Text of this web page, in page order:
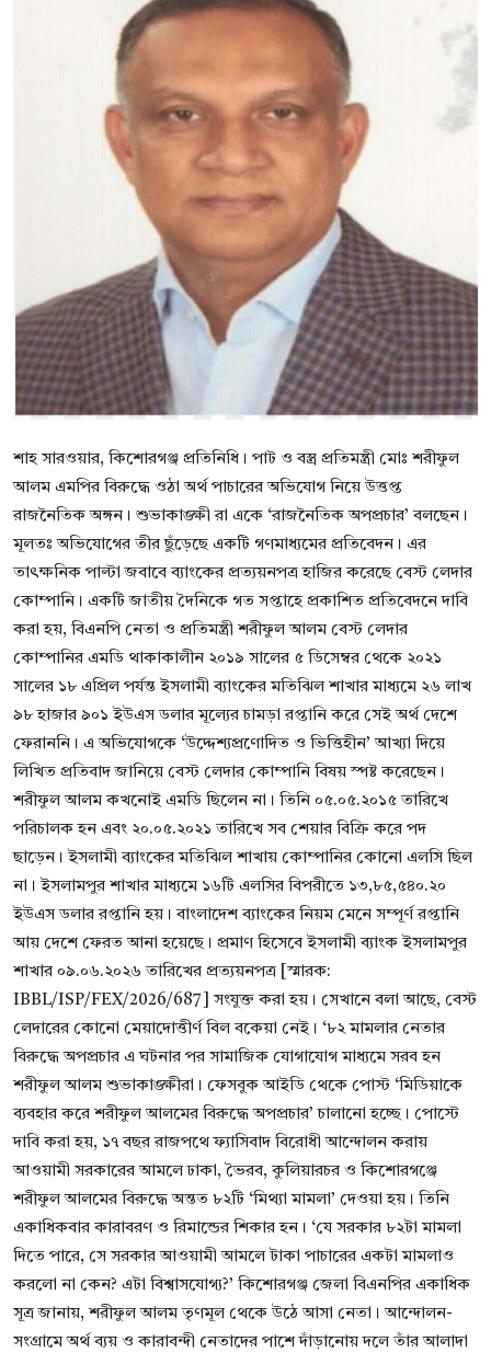
Bangla
শাহ সারওয়ার, কিশোরগঞ্জ প্রতিনিধি। পাট ও বস্ত্র প্রতিমন্ত্রী মোঃ শরীফুল
আলম এমপির বিরুদ্ধে ওঠা অর্থ পাচারের অভিযোগ নিয়ে উত্তপ্ত
রাজনৈতিক অঙ্গন। শুভাকাঙ্ক্ষী রা একে ‘রাজনৈতিক অপপ্রচার’ বলছেন।
মূলতঃ অভিযোগের তীর ছুঁড়েছে একটি গণমাধ্যমের প্রতিবেদন। এর
তাৎক্ষনিক পাল্টা জবাবে ব্যাংকের প্রত্যয়নপত্র হাজির করেছে বেস্ট লেদার
কোম্পানি। একটি জাতীয় দৈনিকে গত সপ্তাহে প্রকাশিত প্রতিবেদনে দাবি
করা হয়, বিএনপি নেতা ও প্রতিমন্ত্রী শরীফুল আলম বেস্ট লেদার
কোম্পানির এমডি থাকাকালীন ২০১৯ সালের ৫ ডিসেম্বর থেকে ২০২১
সালের ১৮ এপ্রিল পর্যন্ত ইসলামী ব্যাংকের মতিঝিল শাখার মাধ্যমে ২৬ লাখ
৯৮ হাজার ৯০১ ইউএস ডলার মূল্যের চামড়া রপ্তানি করে সেই অর্থ দেশে
ফেরাননি। এ অভিযোগকে ‘উদ্দেশ্যপ্রণোদিত ও ভিত্তিহীন’ আখ্যা দিয়ে
লিখিত প্রতিবাদ জানিয়ে বেস্ট লেদার কোম্পানি বিষয় স্পষ্ট করেছেন।
শরীফুল আলম কখনোই এমডি ছিলেন না। তিনি ০৫.০৫.২০১৫ তারিখে
পরিচালক হন এবং ২০.০৫.২০২১ তারিখে সব শেয়ার বিক্রি করে পদ
ছাড়েন। ইসলামী ব্যাংকের মতিঝিল শাখায় কোম্পানির কোনো এলসি ছিল
না। ইসলামপুর শাখার মাধ্যমে ১৬টি এলসির বিপরীতে ১৩,৮৫,৫৪০.২০
ইউএস ডলার রপ্তানি হয়। বাংলাদেশ ব্যাংকের নিয়ম মেনে সম্পূর্ণ রপ্তানি
আয় দেশে ফেরত আনা হয়েছে। প্রমাণ হিসেবে ইসলামী ব্যাংক ইসলামপুর
শাখার ০৯.০৬.২০২৬ তারিখের প্রত্যয়নপত্র [স্মারক:
IBBL/ISP/FEX/2026/687] সংযুক্ত করা হয়। সেখানে বলা আছে, বেস্ট
লেদারের কোনো মেয়াদোত্তীর্ণ বিল বকেয়া নেই। ‘৮২ মামলার নেতার
বিরুদ্ধে অপপ্রচার এ ঘটনার পর সামাজিক যোগাযোগ মাধ্যমে সরব হন
শরীফুল আলম শুভাকাঙ্ক্ষীরা। ফেসবুক আইডি থেকে পোস্ট ‘মিডিয়াকে
ব্যবহার করে শরীফুল আলমের বিরুদ্ধে অপপ্রচার’ চালানো হচ্ছে। পোস্টে
দাবি করা হয়, ১৭ বছর রাজপথে ফ্যাসিবাদ বিরোধী আন্দোলন করায়
আওয়ামী সরকারের আমলে ঢাকা, ভৈরব, কুলিয়ারচর ও কিশোরগঞ্জে
শরীফুল আলমের বিরুদ্ধে অন্তত ৮২টি ‘মিথ্যা মামলা’ দেওয়া হয়। তিনি
একাধিকবার কারাবরণ ও রিমান্ডের শিকার হন। ‘যে সরকার ৮২টা মামলা
দিতে পারে, সে সরকার আওয়ামী আমলে টাকা পাচারের একটা মামলাও
করলো না কেন? এটা বিশ্বাসযোগ্য?’ কিশোরগঞ্জ জেলা বিএনপির একাধিক
সূত্র জানায়, শরীফুল আলম তৃণমূল থেকে উঠে আসা নেতা। আন্দোলন-
সংগ্রামে অর্থ ব্যয় ও কারাবন্দী নেতাদের পাশে দাঁড়ানোয় দলে তাঁর আলাদা